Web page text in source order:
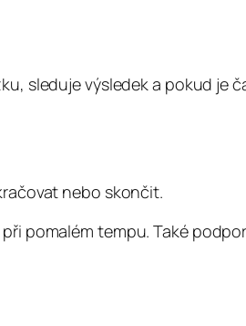
sleduje výsledek a pokud je
nebo skončit.
pomalém tempu. Také